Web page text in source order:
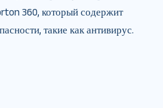
360, который содержит
такие как антивирус.